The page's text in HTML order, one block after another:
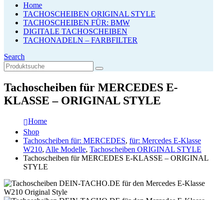
Home
TACHOSCHEIBEN ORIGINAL STYLE
TACHOSCHEIBEN FÜR: BMW
DIGITALE TACHOSCHEIBEN
TACHONADELN – FARBFILTER
Search
Tachoscheiben für MERCEDES E-
KLASSE – ORIGINAL STYLE
Home
Shop
Tachoscheiben für: MERCEDES, für: Mercedes E-Klasse
W210, Alle Modelle, Tachoscheiben ORIGINAL STYLE
Tachoscheiben für MERCEDES E-KLASSE – ORIGINAL
STYLE